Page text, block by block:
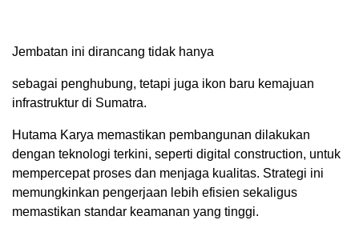
Jembatan ini dirancang tidak hanya
sebagai penghubung, tetapi juga ikon baru kemajuan
infrastruktur di Sumatra.
Hutama Karya memastikan pembangunan dilakukan
dengan teknologi terkini, seperti digital construction, untuk
mempercepat proses dan menjaga kualitas. Strategi ini
memungkinkan pengerjaan lebih efisien sekaligus
memastikan standar keamanan yang tinggi.